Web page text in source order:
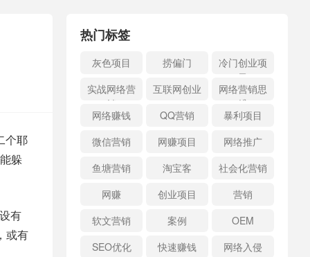
个耶
躲
有
或有
热门标签
灰色项目 捞偏门
冷门创业项
目
实战网络营
销
互联网创业
网络营销思
维
网络赚钱
QQ营销
暴利项目
微信营销
网赚项目
网络推广
鱼塘营销
淘宝客
社会化营销
网赚
创业项目
营销
软文营销
案例
OEM
SEO优化
快速赚钱 网络入侵